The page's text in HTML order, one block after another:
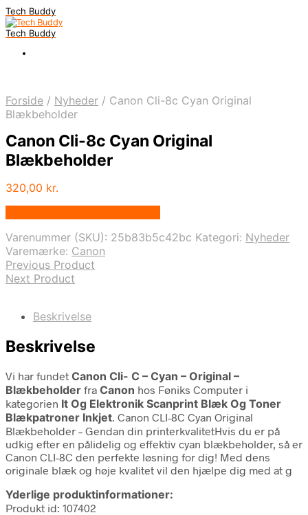
Tech Buddy
Tech Buddy
Forside / Nyheder / Canon Cli-8c Cyan Original
Blækbeholder
Canon Cli-8c Cyan Original
Blækbeholder
320,00 kr.
Varenummer (SKU): 25b83b5c42bc Kategori: Nyheder
Varemærke: Canon
Previous Product
Next Product
Beskrivelse
Beskrivelse
Vi har fundet Canon Cli- C – Cyan – Original –
Blækbeholder fra Canon hos Føniks Computer i
kategorien It Og Elektronik Scanprint Blæk Og Toner
Blækpatroner Inkjet. Canon CLI-8C Cyan Original
Blækbeholder – Gendan din printerkvalitetHvis du er på
udkig efter en pålidelig og effektiv cyan blækbeholder, så er
Canon CLI-8C den perfekte løsning for dig! Med dens
originale blæk og høje kvalitet vil den hjælpe dig med at g
Yderlige produktinformationer:
Produkt id: 107402